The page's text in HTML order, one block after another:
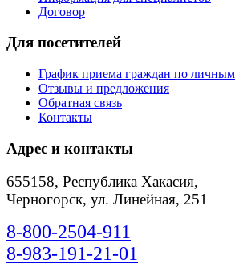
Договор
Для посетителей
График приема граждан по
Отзывы и предложения
Обратная связь
Контакты
Адрес и контакты
655158, Республика Хакасия,
Черногорск, ул. Линейная, 251
8-800-2504-911
8-983-191-21-01